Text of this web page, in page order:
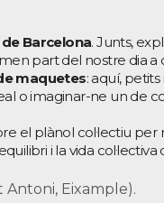
Barcelona. Junts,
part del nostre dia a
maquetes: aquí,
o imaginar-ne un de
el plànol col·lectiu
i la vida col·lectiva
Antoni, Eixample).